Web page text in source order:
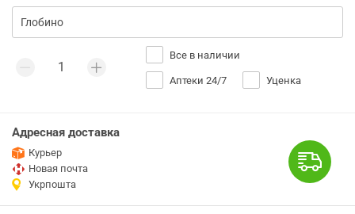
Все в наличии
Аптеки 24/7 Уценка
Адресная доставка
Курьер
Новая почта
Укрпошта